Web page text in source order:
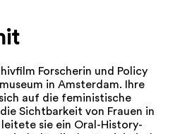
Forscherin und Policy
in Amsterdam. Ihre
auf die feministische
Sichtbarkeit von Frauen in
sie ein Oral-History-